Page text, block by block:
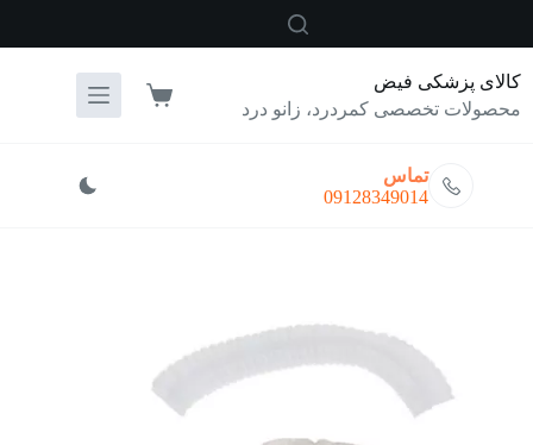
کالای پزشکی فیض
محصولات تخصصی کمردرد، زانو درد
سبد
تماس
09128349014